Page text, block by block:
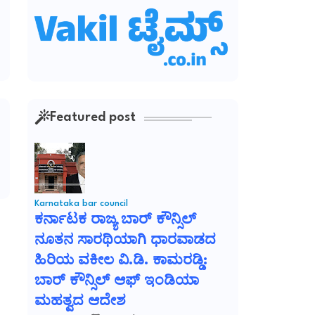
Featured post
Karnataka bar council
ಕರ್ನಾಟಕ ರಾಜ್ಯ ಬಾರ್ ಕೌನ್ಸಿಲ್
ನೂತನ ಸಾರಥಿಯಾಗಿ ಧಾರವಾಡದ
ಹಿರಿಯ ವಕೀಲ ವಿ.ಡಿ. ಕಾಮರಡ್ಡಿ:
ಬಾರ್ ಕೌನ್ಸಿಲ್ ಆಫ್ ಇಂಡಿಯಾ
ಮಹತ್ವದ ಆದೇಶ